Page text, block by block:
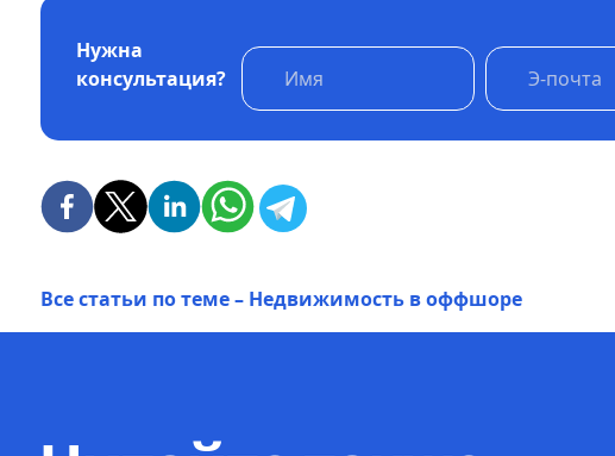
Нужна
консультация?
Все статьи по теме – Недвижимость в оффшоре